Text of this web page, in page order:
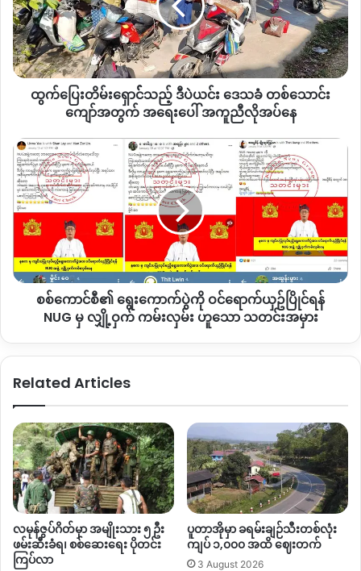
မီးရှို့နေခြင်းဖြစ်ပြီး မီးညွန့် မီးတောက်များကို အဝေး မှ ပင် မြင်နိုင်
ကြောင်း ဒေသပြည် သူ များက ဆိုကြသည်”ဟုလည်း‘Khit Thit
Media’ ဖေစ့်ဘုတ်စာမျက်နှာတွင် ဖော်ပြထားသည်ကို တွေ့မြင်
နိုင်သည်။
ထို့ကြောင့် စစ်ကိုင်းတိုင်း၊ ကသာမြို့နယ်၊ မိုးတာလေး ရွာကို
သည် သတင်းအမှားတစ်ပုဒ်သာဖြစ်ကြောင်း တွေ့မြင်နိုင်သည်။
ယခုအချိန်တွင် စစ်ကောင်စီထောက်ခံသည့် စစ်တပ်လော်ဘီအုပ်စု
များသည် ပြည်သူလူထုနှင့်KIA/PDFအစရှိသည့် စစ်အာဏာရှင်
ဆန့်ကျင်နေကြသည့်အုပ်စုများကြား မဟုတ်မမှန်အမုန်းစကား
လုပ်ဆောင်ခြင်းများကို ရည်ရွယ်ချက်ရှိရှိ စနစ်တကျအစီအစဥ်ဆွဲ
ပြီး ပိုမိုလုပ်ဆောင်လာနေသည်ကို တွေ့မြင်လာရပါသည်။
သည့်
ဒီ
ပဲ
ယင်း ဒေသခံ
တစ်
သောင်း
အရေး
ပေါ်
အကူ
ညီ
လိုအပ်
နေ
ထွက်ပြေးတိမ်းရှောင််သည့် ဒီပဲယင်း ဒေသခံ တစ်သောင်း
ကျော်အတွက် အရေးပေါ် အကူညီလိုအပ်နေ
စစ်
ကောင်စီ၏ ရွေးကောက်ပွဲ
ကို
ဝင်
ရော
က်
ပြိုင်
သတင်း
စစ်ကောင်စီ၏ ရွေးကောက်ပွဲကို ဝင်ရောက်ယှဥ်ပြိုင်ရန်
NUG မှ လျှို့ဝှက် ကမ်းလှမ်း ဟူသော သတင်းအမှား
Related Articles
လမုန်ဇွပ်ဂိတ်မှာ အမျိုးသား ၅ ဦး
ဖမ်းဆီးခံရ၊ စစ်ဆေးရေး ပိုတင်း
ကြပ်လာ
ပူတာအိုမှာ ခရမ်းချဉ်သီးတစ်လုံး
ကျပ် ၁,၀၀၀ အထိ ဈေးတက်
3 August 2026